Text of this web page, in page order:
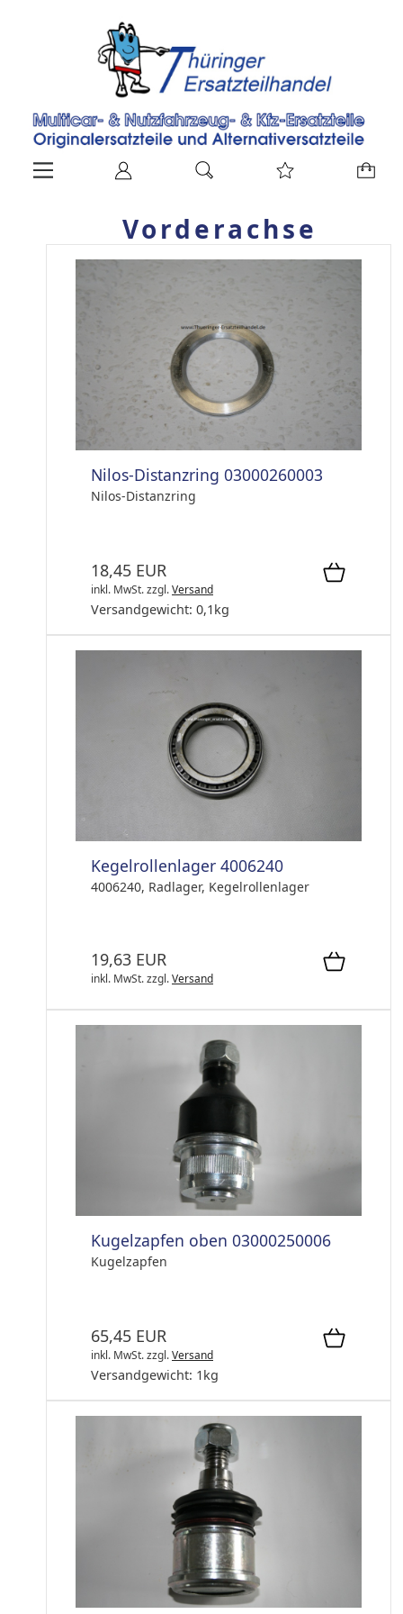
Vorderachse
Nilos-Distanzring 03000260003
Nilos-Distanzring
18,45 EUR
inkl. MwSt.zzgl.Versand
Versandgewicht: 0,1 kg
Kegelrollenlager 4006240
4006240, Radlager, Kegelrollenlager
19,63 EUR
inkl. MwSt.zzgl.Versand
Kugelzapfen oben 03000250006
Kugelzapfen
65,45 EUR
inkl. MwSt.zzgl.Versand
Versandgewicht: 1 kg